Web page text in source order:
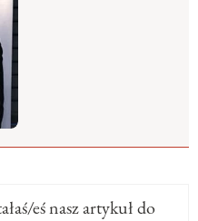
eś nasz artykuł do